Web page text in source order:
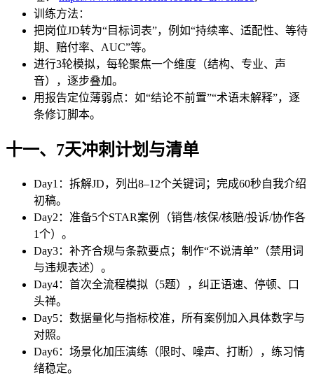
训练方法：
把岗位JD转为“目标词表”，例如“持续率、适配性、等待
期、赔付率、AUC”等。
进行3轮模拟，每轮聚焦一个维度（结构、专业、声
音），逐步叠加。
用报告定位薄弱点：如“结论不前置”“术语未解释”，逐
条修订脚本。
十一、7天冲刺计划与清单
Day1：拆解JD，列出8–12个关键词；完成60秒自我介绍
初稿。
Day2：准备5个STAR案例（销售/核保/核赔/投诉/协作各
1个）。
Day3：补齐合规与条款要点；制作“不说清单”（禁用词
与违规表述）。
Day4：首次全流程模拟（5题），纠正语速、停顿、口
头禅。
Day5：数据量化与指标校准，所有案例加入具体数字与
对照。
Day6：场景化加压演练（限时、噪声、打断），练习情
绪稳定。